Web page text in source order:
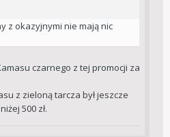
z okazyjnymi nie mają nic
czarnego z tej promocji za
z zieloną tarcza był jeszcze
500 zł.